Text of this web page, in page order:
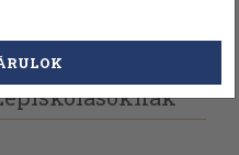
Válasszon példányt